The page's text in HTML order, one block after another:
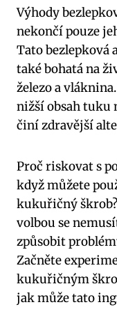
Výhody
nekončí pouze
Tato bezlepková
také bohatá na
železo a
nižší obsah tuku
činí zdravější
Proč riskovat s
když můžete
kukuřičný
volbou se
způsobit
Začněte
kukuřičným
jak může tato